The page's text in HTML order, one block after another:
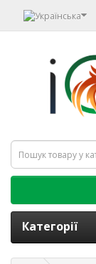
Категорії